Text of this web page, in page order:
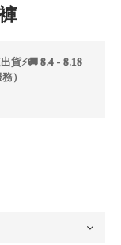
2
貨⚡️🚚 𝟖.𝟒 - 𝟖.𝟏𝟖
）